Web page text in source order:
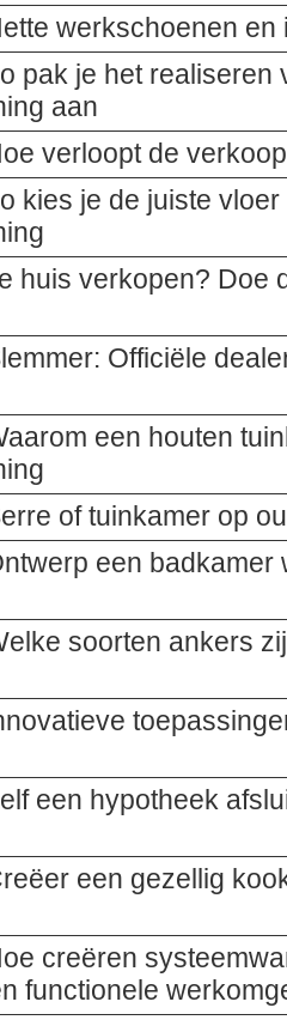
werkschoenen
pak je het realiseren
aan
verloopt de
kies je de juiste
huis verkopen? Doe
Officiële
een houten
of tuinkamer op
een badkamer
soorten ankers
een hypotheek
een gezellig
creëren
functionele